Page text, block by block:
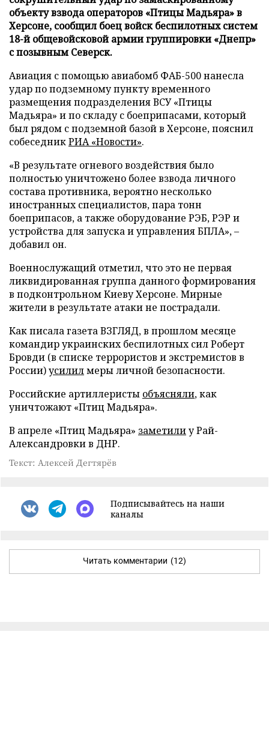
объекту взвода операторов «Птицы Мадьяра» в
Херсоне, сообщил боец войск беспилотных систем
18-й общевойсковой армии группировки «Днепр»
с позывным Северск.
Авиация с помощью авиабомб ФАБ-500 нанесла
удар по подземному пункту временного
размещения подразделения ВСУ «Птицы
Мадьяра» и по складу с боеприпасами, который
был рядом с подземной базой в Херсоне, пояснил
собеседникРИА «Новости».
«В результате огневого воздействия было
полностью уничтожено более взвода личного
состава противника, вероятно несколько
иностранных специалистов, пара тонн
боеприпасов, а также оборудование РЭБ, РЭР и
устройства для запуска и управления БПЛА», –
добавил он.
Военнослужащий отметил, что это не первая
ликвидированная группа данного формирования
в подконтрольном Киеву Херсоне. Мирные
жители в результате атаки не пострадали.
Как писала газета ВЗГЛЯД, в прошлом месяце
командир украинских беспилотных сил Роберт
Бровди (в списке террористов и экстремистов в
России)усилилмеры личной безопасности.
Российские артиллеристы объясняли, как
уничтожают «Птиц Мадьяра».
В апреле «Птиц Мадьяра» заметилиу Рай-
Александровки в ДНР.
Текст: Алексей Дегтярёв
Подписывайтесь на наши
каналы
Читать комментарии (12)